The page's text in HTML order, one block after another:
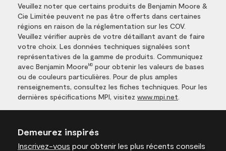
Veuillez noter que certains produits de Benjamin Moore &
Cie Limitée peuvent ne pas être offerts dans certaines
régions en raison de la réglementation sur les COV.
Veuillez vérifier auprès de votre détaillant avant de faire
votre choix. Les données techniques signalées sont
représentatives de la gamme de produits. Communiquez
avec Benjamin Moore MD pour obtenir les valeurs de bases
ou de couleurs particulières. Pour de plus amples
renseignements, consultez les fiches techniques. Pour les
dernières spécifications MPI, visitez www.mpi.net
Demeurez inspirés
Inscrivez-vous pour obtenir les plus récents conseils